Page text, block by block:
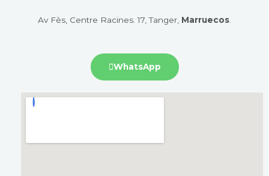
Av Fès, Centre Racines. 17, Tanger, Marruecos
WhatsApp